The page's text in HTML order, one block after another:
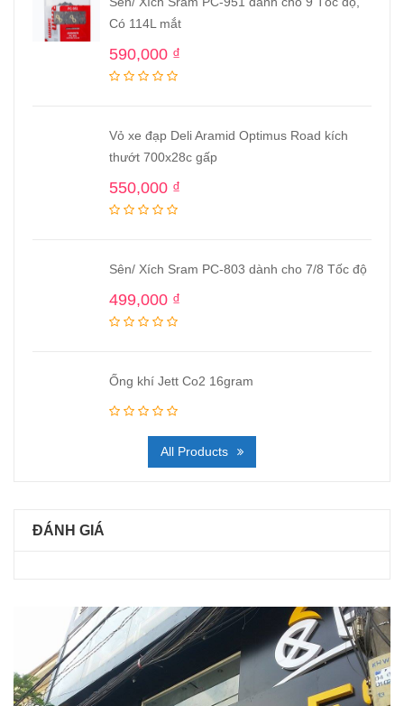
Có 114L mắt
590,000 ₫
Vỏ xe đạp Deli Aramid Optimus Road kích
thướt 700x28c gấp
550,000 ₫
Sên/ Xích Sram PC-803 dành cho 7/8 Tốc độ
499,000 ₫
Ống khí Jett Co2 16gram
All Products
ĐÁNH GIÁ